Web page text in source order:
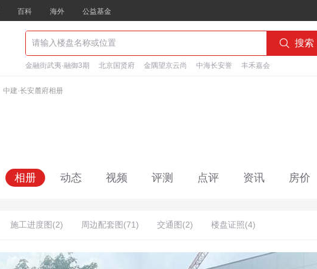
百科 海外 公益基金
 搜索
金融街武夷·融御3期 北京国贤府 金隅望京云尚 中海长安誉 丰禾嘉会
中建·长安麓府相册
相册 动态 视频 评测 点评 资讯 房价
施工进度图(2) 周边配套图(71) 交通图(2) 楼盘证照(4)